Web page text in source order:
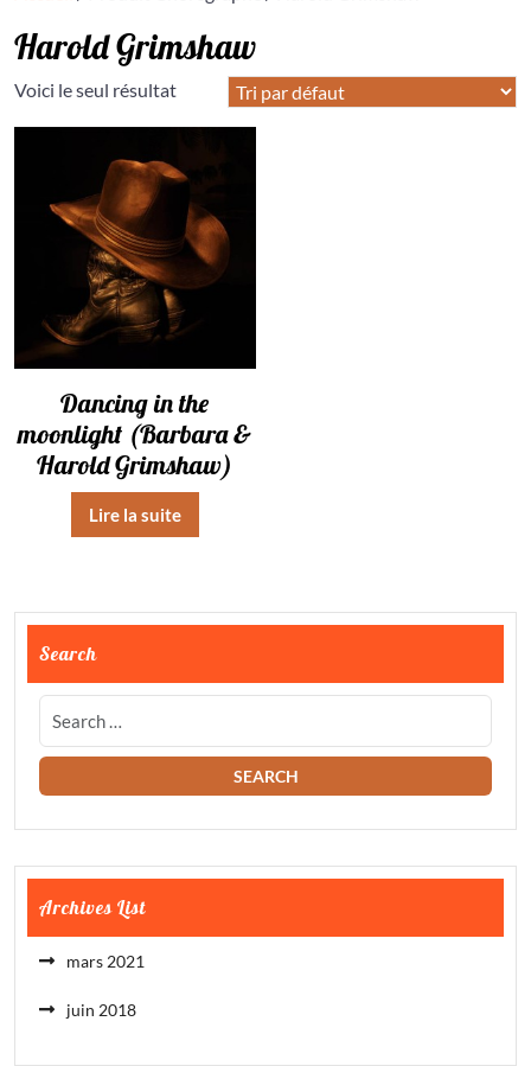
Harold Grimshaw
Voici le seul résultat
Dancing in the
moonlight (Barbara &
Harold Grimshaw)
Lire la suite
Search
Archives List
mars 2021
juin 2018